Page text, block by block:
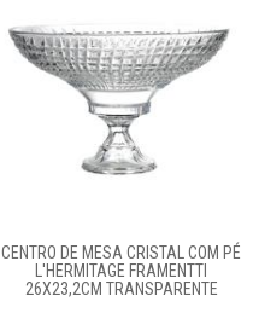
CENTRO DE MESA CRISTAL COM PÉ
L'HERMITAGE FRAMENTTI
26X23,2CM TRANSPARENTE